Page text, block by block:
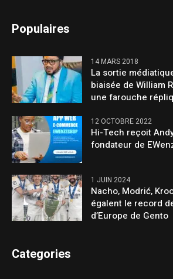
Populaires
14 MARS 2018
La sortie
biaisée de William
une farouche
12 OCTOBRE 2022
Hi-Tech reçoit
fondateur de
1 JUIN 2024
Nacho, Modrić,
égalent le record
d’Europe de Gento
Categories